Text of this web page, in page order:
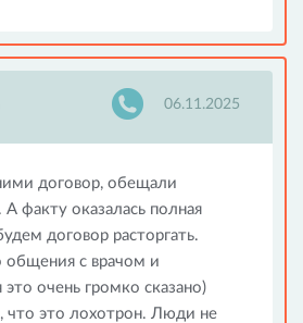
06.11.2025
договор, обещали
факту оказалась полная
договор расторгать.
общения с врачом и
очень громко сказано)
что это лохотрон. Люди не